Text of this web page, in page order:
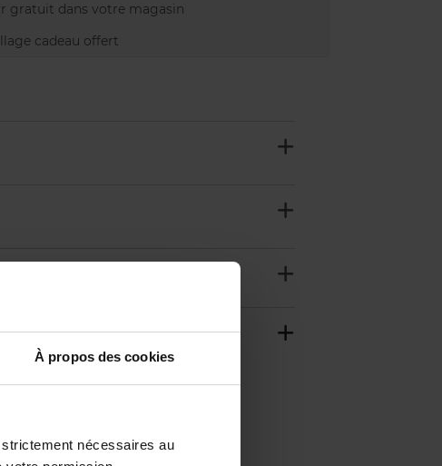
À propos des cookies
nécessaires au
gratuit dans votre magasin
cadeau offert